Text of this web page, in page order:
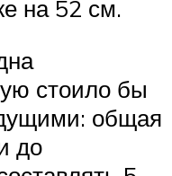
на 52 см.
стоило бы
общая
до